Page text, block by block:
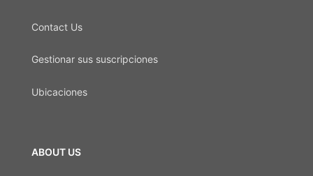
Contact Us
Gestionar sus suscripciones
Ubicaciones
ABOUT US